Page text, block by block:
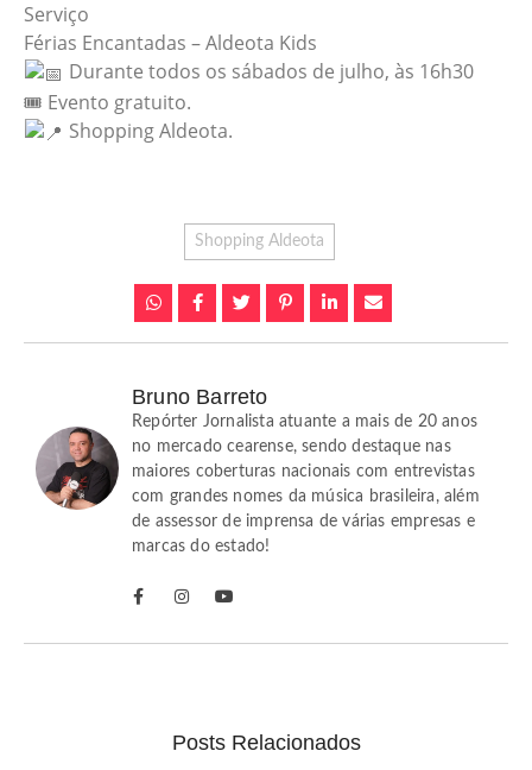
Serviço
Férias Encantadas – Aldeota Kids
Durante todos os sábados de julho, às 16h30
🎟 Evento gratuito.
Shopping Aldeota.
Shopping Aldeota
Bruno Barreto
Repórter Jornalista atuante a mais de 20 anos
no mercado cearense, sendo destaque nas
maiores coberturas nacionais com entrevistas
com grandes nomes da música brasileira, além
de assessor de imprensa de várias empresas e
marcas do estado!
Posts Relacionados